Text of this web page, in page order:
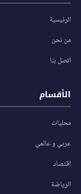
الرئيسية
من نحن
اتصل بنا
الأقسام
محليات
عربي و عالمي
اقتصاد
الرياضة